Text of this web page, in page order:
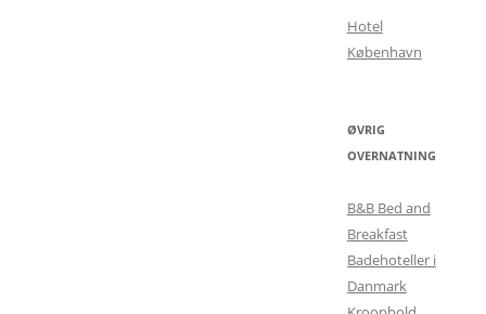
Hotel
København
ØVRIG
OVERNATNING
B&B Bed and
Breakfast
Badehoteller i
Danmark